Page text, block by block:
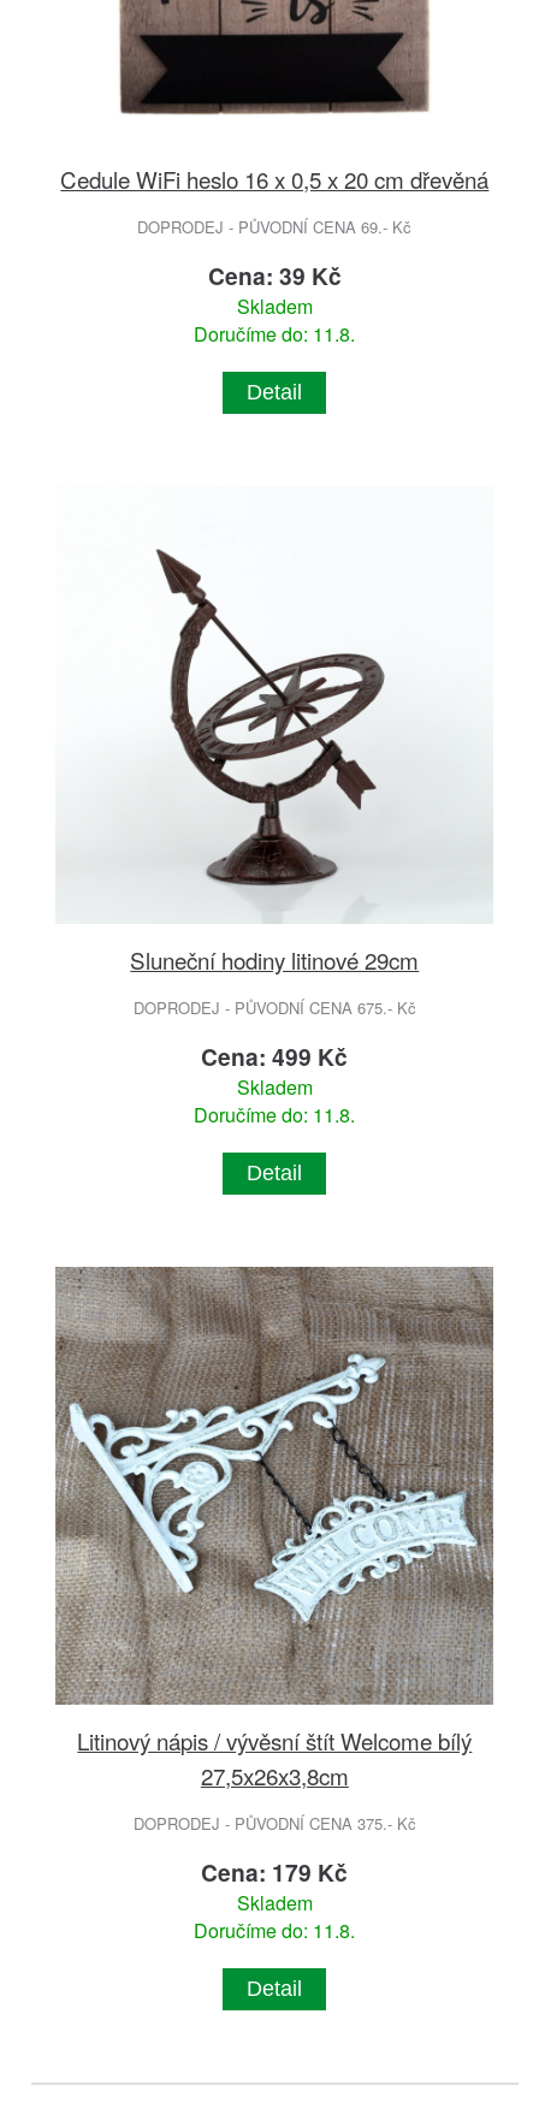
Cedule WiFi heslo 16 x 0,5 x 20 cm dřevěná
DOPRODEJ - PŮVODNÍ CENA 69.- Kč
Cena: 39 Kč
Skladem
Doručíme do: 11.8.
Detail
Sluneční hodiny litinové 29cm
DOPRODEJ - PŮVODNÍ CENA 675.- Kč
Cena: 499 Kč
Skladem
Doručíme do: 11.8.
Detail
Litinový nápis / vývěsní štít Welcome bílý
27,5x26x3,8cm
DOPRODEJ - PŮVODNÍ CENA 375.- Kč
Cena: 179 Kč
Skladem
Doručíme do: 11.8.
Detail